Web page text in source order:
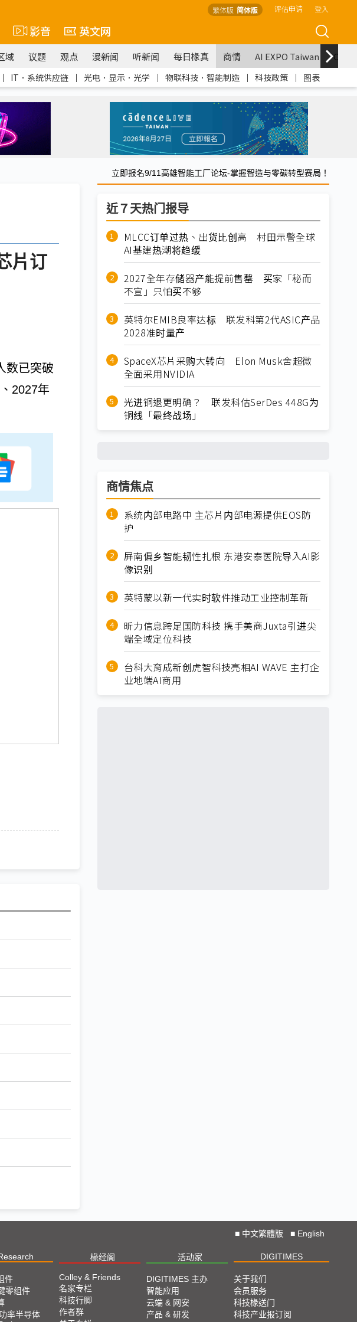
繁体版 简体版 评估申请 登入
影音 英文网
域 议题 观点 漫新闻 听新闻 每日椽真 商情 AI EXPO Taiwan
｜ IT．系统供应链 ｜ 光电．显示．光学 ｜ 物联科技．智能制造 ｜ 科技政策 ｜ 图表
立即报名9/11高雄智能工厂论坛-掌握智造与零碳转型赛局！
片订
数已突破
2027年
近７天热门报导
MLCC订单过热、出货比创高 村田示警全球
AI基建热潮将趋缓
2027全年存储器产能提前售罄 买家「秘而
不宣」只怕买不够
英特尔EMIB良率达标 联发科第2代ASIC产品
2028准时量产
SpaceX芯片采购大转向 Elon Musk舍超微
全面采用NVIDIA
光进铜退更明确？ 联发科估SerDes 448G为
铜线「最终战场」
商情焦点
系统内部电路中 主芯片内部电源提供EOS防
护
屏南偏乡智能韧性扎根 东港安泰医院导入AI影
像识别
英特蒙以新一代实时软件推动工业控制革新
昕力信息跨足国防科技 携手美商Juxta引进尖
端全域定位科技
台科大育成新创虎智科技亮相AI WAVE 主打企
业地端AI商用
■ 中文繁體版 ■ English
椽经阁 活动家 DIGITIMES
件
零组件
率半导体
Colley & Friends
名家专栏
科技行脚
作者群
DIGITIMES 主办
智能应用
云端 & 网安
产品 & 研发
关于我们
会员服务
科技椽送门
科技产业报订阅